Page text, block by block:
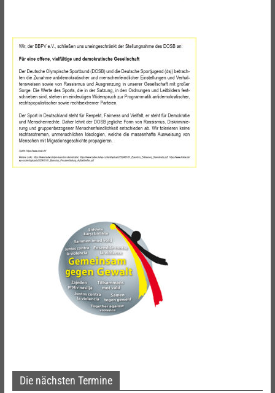
Die nächsten Termine